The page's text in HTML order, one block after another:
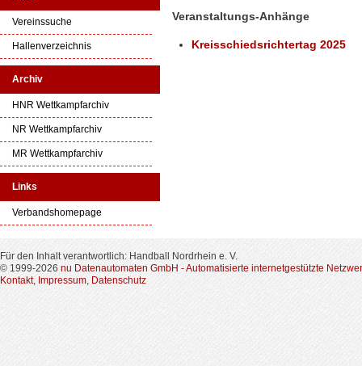
Vereinssuche
Hallenverzeichnis
Archiv
HNR Wettkampfarchiv
NR Wettkampfarchiv
MR Wettkampfarchiv
Links
Verbandshomepage
Veranstaltungs-Anhänge
Kreisschiedsrichtertag 2025
Für den Inhalt verantwortlich: Handball Nordrhein e. V.
© 1999-2026 nu Datenautomaten GmbH - Automatisierte internetgestützte
Kontakt, Impressum, Datenschutz